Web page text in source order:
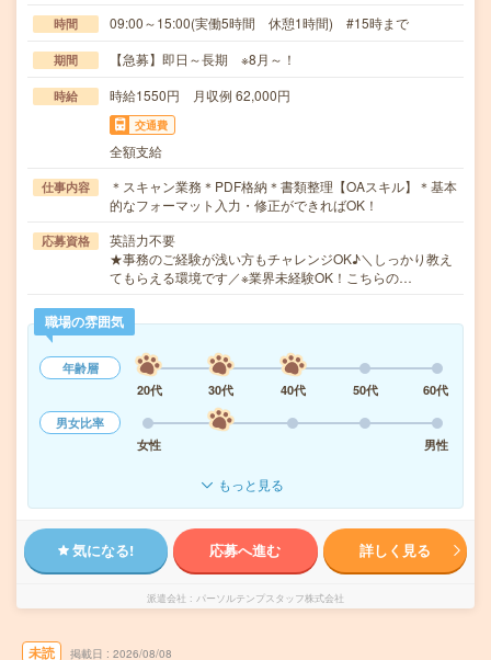
時間 09:00～15:00(実働5時間 休憩1時間) #15時まで
期間 【急募】即日～長期 ※8月～！
時給 時給1550円 月収例 62,000円
交通費
全額支給
仕事内容
＊スキャン業務＊PDF格納＊書類整理【OAスキル】＊基本
的なフォーマット入力・修正ができればOK！
応募資格
英語力不要
★事務のご経験が浅い方もチャレンジOK♪＼しっかり教え
てもらえる環境です／※業界未経験OK！こちらの…
職場の雰囲気
年齢層
20代
30代 40代 50代
60代
男女比率
女性
男性
もっと見る
気になる! 応募へ進む 詳しく見る
派遣会社 パーソルテンプスタッフ株式会社
未読 掲載日 2026/08/08